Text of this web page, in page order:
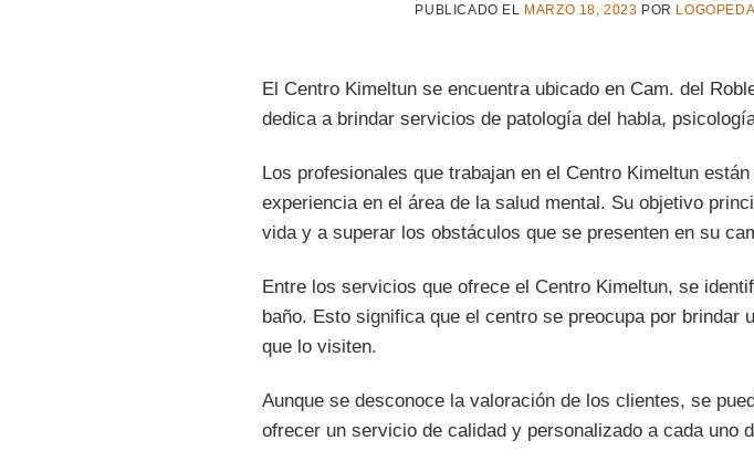
PUBLICADO EL MARZO 18, 2023 POR
El Centro Kimeltun se encuentra ubicado en Cam. del
dedica a brindar servicios de patología del habla,
Los profesionales que trabajan en el Centro Kimeltun
experiencia en el área de la salud mental. Su objetivo
vida y a superar los obstáculos que se presenten en su
Entre los servicios que ofrece el Centro Kimeltun, se
baño. Esto significa que el centro se preocupa por brindar
que lo visiten.
Aunque se desconoce la valoración de los clientes, se
ofrecer un servicio de calidad y personalizado a cada uno